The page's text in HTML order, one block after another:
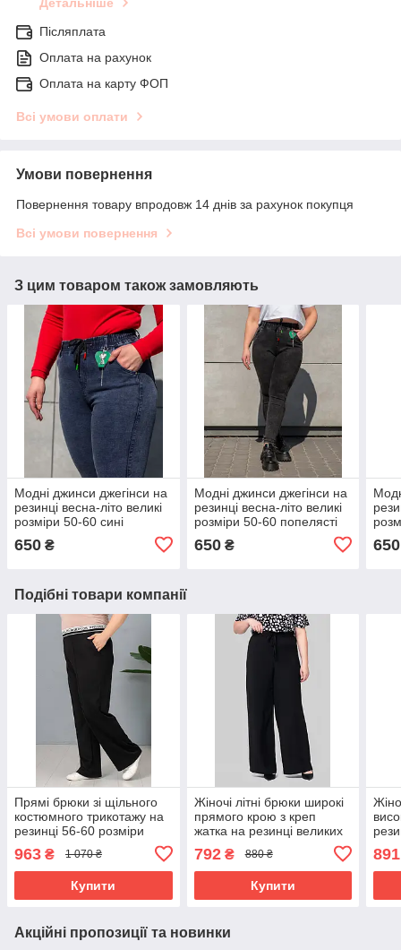
Детальніше
Післяплата
Оплата на рахунок
Оплата на карту ФОП
Всі умови оплати
Умови повернення
Повернення товару впродовж 14 днів за рахунок покупця
Всі умови повернення
З цим товаром також замовляють
Модні джинси джегінси на
резинці весна-літо великі
розміри 50-60 сині
650 ₴
Модні джинси джегінси на
резинці весна-літо великі
розміри 50-60 попелясті
650₴ 650
Подібні товари компанії
Прямі брюки зі щільного
костюмного трикотажу на
резинці 56-60 розміри
963 ₴ 1 070 ₴
Купити
Жіночі літні брюки широкі
прямого крою з креп
жатка на резинці великих
792₴ 880 ₴
Купити
891
Акційні пропозиції та новинки